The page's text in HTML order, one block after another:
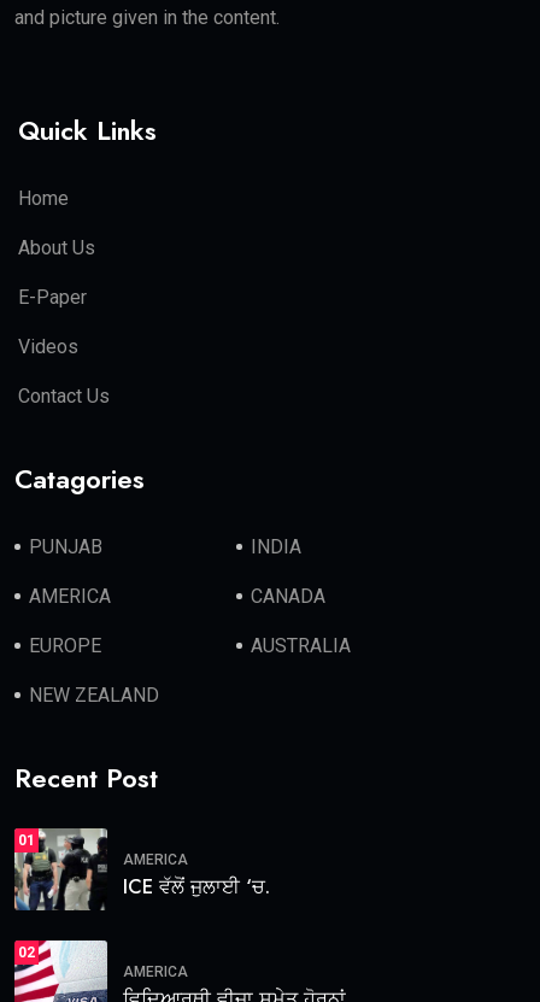
and picture given in the content.
Quick Links
Home
About Us
E-Paper
Videos
Contact Us
Catagories
PUNJAB INDIA
AMERICA CANADA
EUROPE AUSTRALIA
NEW ZEALAND
Recent Post
01
AMERICA
ICE ਵੱਲੋਂ ਜੁਲਾਈ ‘ਚ.
02
AMERICA